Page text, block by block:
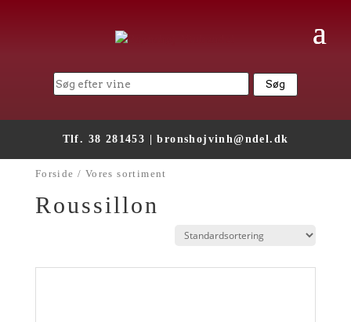
Tlf. 38 281453 |bronshojvinh@ndel.dk
Forside / Vores sortiment
Roussillon